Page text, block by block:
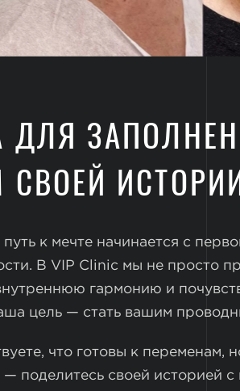
ДЛЯ
СВОЕЙ
к мечте начинается с
В VIP Clinic мы не просто
гармонию и
цель — стать вашим
что готовы к переменам,
поделитесь своей историей